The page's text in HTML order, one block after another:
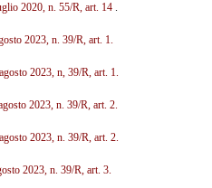
2020, n. 55/R, art. 14.
2023, n. 39/R, art. 1.
2023, n, 39/R, art. 1.
2023, n. 39/R, art. 2.
2023, n. 39/R, art. 2.
2023, n. 39/R, art. 3.